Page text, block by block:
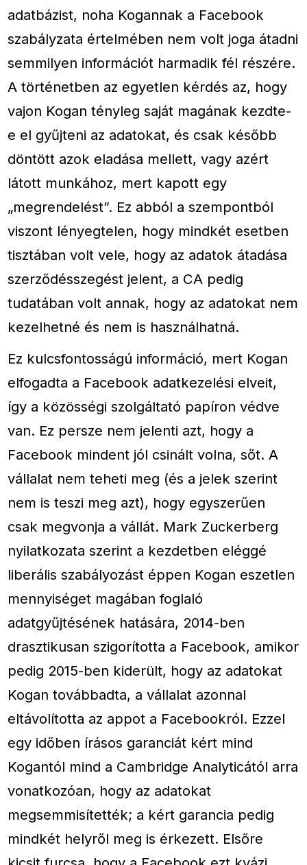
adatbázist, noha Kogannak a Facebook
szabályzata értelmében nem volt joga átadni
semmilyen információt harmadik fél részére.
A történetben az egyetlen kérdés az, hogy
vajon Kogan tényleg saját magának kezdte-
e el gyűjteni az adatokat, és csak később
döntött azok eladása mellett, vagy azért
látott munkához, mert kapott egy
„megrendelést”. Ez abból a szempontból
viszont lényegtelen, hogy mindkét esetben
tisztában volt vele, hogy az adatok átadása
szerződésszegést jelent, a CA pedig
tudatában volt annak, hogy az adatokat nem
kezelhetné és nem is használhatná.
Ez kulcsfontosságú információ, mert Kogan
elfogadta a Facebook adatkezelési elveit,
így a közösségi szolgáltató papíron védve
van. Ez persze nem jelenti azt, hogy a
Facebook mindent jól csinált volna, sőt. A
vállalat nem teheti meg (és a jelek szerint
nem is teszi meg azt), hogy egyszerűen
csak megvonja a vállát. Mark Zuckerberg
nyilatkozata szerint a kezdetben eléggé
liberális szabályozást éppen Kogan eszetlen
mennyiséget magában foglaló
adatgyűjtésének hatására, 2014-ben
drasztikusan szigorította a Facebook, amikor
pedig 2015-ben kiderült, hogy az adatokat
Kogan továbbadta, a vállalat azonnal
eltávolította az appot a Facebookról. Ezzel
egy időben írásos garanciát kért mind
Kogantól mind a Cambridge Analyticától arra
vonatkozóan, hogy az adatokat
megsemmisítették; a kért garancia pedig
mindkét helyről meg is érkezett. Elsőre